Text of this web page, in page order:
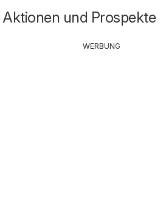
und Prospekte
WERBUNG